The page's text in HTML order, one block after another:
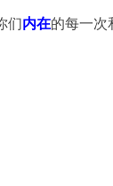
们内在的每一次